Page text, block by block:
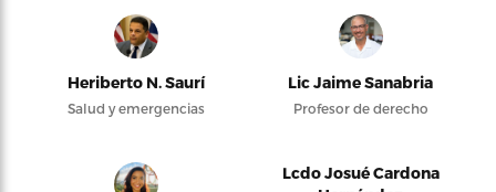
Heriberto N. Saurí
Salud y emergencias
Lic Jaime Sanabria
Profesor de derecho
Lcdo Josué Cardona